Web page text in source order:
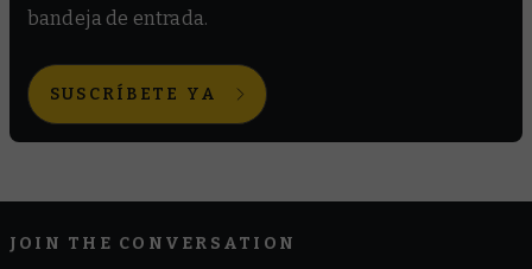
bandeja de entrada.
SUSCRÍBETE YA
JOIN THE CONVERSATION